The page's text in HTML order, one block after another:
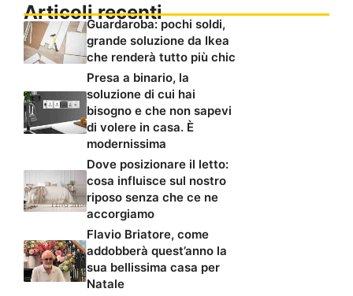
Articoli recenti
Guardaroba: pochi soldi,
grande soluzione da Ikea
che renderà tutto più chic
Presa a binario, la
soluzione di cui hai
bisogno e che non sapevi
di volere in casa. È
modernissima
Dove posizionare il letto:
cosa influisce sul nostro
riposo senza che ce ne
accorgiamo
Flavio Briatore, come
addobberà quest’anno la
sua bellissima casa per
Natale